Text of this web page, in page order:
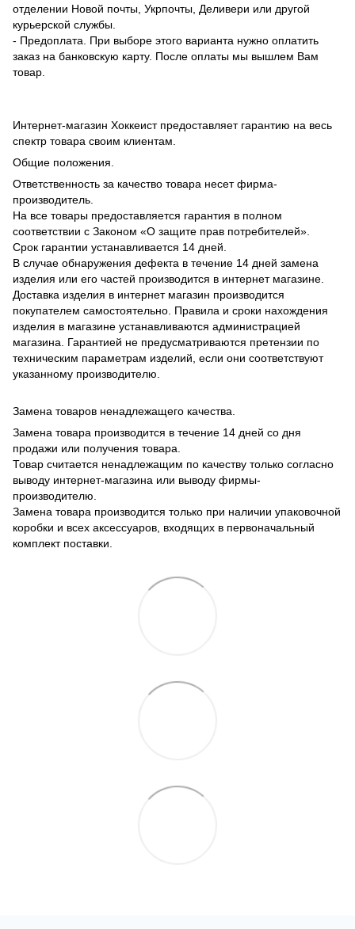
отделении Новой почты, Укрпочты, Деливери или другой
курьерской службы.
- Предоплата. При выборе этого варианта нужно оплатить
заказ на банковскую карту. После оплаты мы вышлем Вам
товар.
Интернет-магазин Хоккеист предоставляет гарантию на весь
спектр товара своим клиентам.
Общие положения.
Ответственность за качество товара несет фирма-
производитель.
На все товары предоставляется гарантия в полном
соответствии с Законом «О защите прав потребителей».
Срок гарантии устанавливается 14 дней.
В случае обнаружения дефекта в течение 14 дней замена
изделия или его частей производится в интернет магазине.
Доставка изделия в интернет магазин производится
покупателем самостоятельно. Правила и сроки нахождения
изделия в магазине устанавливаются администрацией
магазина. Гарантией не предусматриваются претензии по
техническим параметрам изделий, если они соответствуют
указанному производителю.
Замена товаров ненадлежащего качества.
Замена товара производится в течение 14 дней со дня
продажи или получения товара.
Товар считается ненадлежащим по качеству только согласно
выводу интернет-магазина или выводу фирмы-
производителю.
Замена товара производится только при наличии упаковочной
коробки и всех аксессуаров, входящих в первоначальный
комплект поставки.